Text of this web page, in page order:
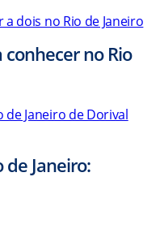
no Rio
Janeiro: